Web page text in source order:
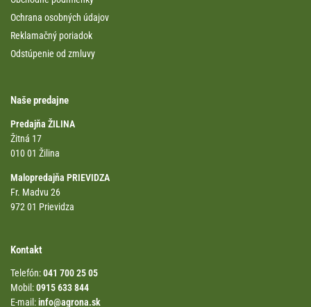
Ochrana osobných údajov
Reklamačný poriadok
Odstúpenie od zmluvy
Naše predajne
Predajňa ŽILINA
Žitná 17
010 01 Žilina
Malopredajňa PRIEVIDZA
Fr. Madvu 26
972 01 Prievidza
Kontakt
Telefón:041 700 25 05
Mobil:0915 633 844
E-mail:info@agrona.sk